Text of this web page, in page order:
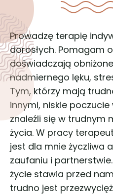
Prowadzę terapię
dorosłych. Pomagam
doświadczają
nadmiernego lęku,
Tym, którzy mają
innymi, niskie
znaleźli się w trudnym
życia. W pracy
jest dla mnie życzliwa
zaufaniu i
życie stawia przed
trudno jest